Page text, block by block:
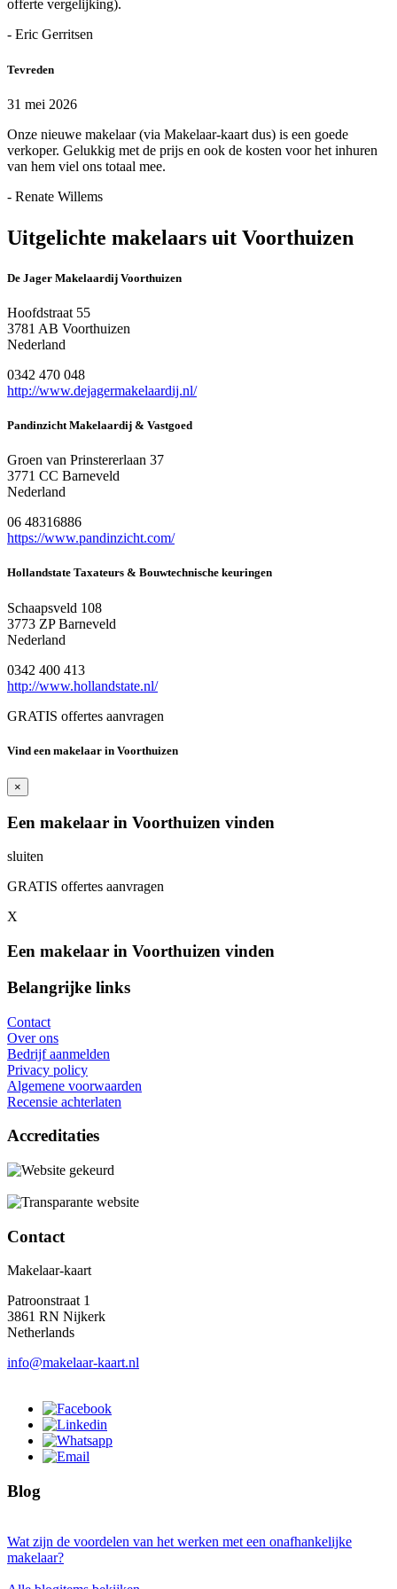
offerte vergelijking).
- Eric Gerritsen
Tevreden
31 mei 2026
Onze nieuwe makelaar (via Makelaar-kaart dus) is een goede
verkoper. Gelukkig met de prijs en ook de kosten voor het inhuren
van hem viel ons totaal mee.
- Renate Willems
Uitgelichte makelaars uit Voorthuizen
De Jager Makelaardij Voorthuizen
Hoofdstraat 55
3781 AB Voorthuizen
Nederland
0342 470 048
http://www.dejagermakelaardij.nl/
Pandinzicht Makelaardij & Vastgoed
Groen van Prinstererlaan 37
3771 CC Barneveld
Nederland
06 48316886
https://www.pandinzicht.com/
Hollandstate Taxateurs & Bouwtechnische keuringen
Schaapsveld 108
3773 ZP Barneveld
Nederland
0342 400 413
http://www.hollandstate.nl/
GRATIS offertes aanvragen
Vind een makelaar in Voorthuizen
×
Een makelaar in Voorthuizen vinden
sluiten
GRATIS offertes aanvragen
X
Een makelaar in Voorthuizen vinden
Belangrijke links
Contact
Over ons
Bedrijf aanmelden
Privacy policy
Algemene voorwaarden
Recensie achterlaten
Accreditaties
Contact
Makelaar-kaart
Patroonstraat 1
3861 RN Nijkerk
Netherlands
info@makelaar-kaart.nl
Blog
Wat zijn de voordelen van het werken met een onafhankelijke
makelaar?